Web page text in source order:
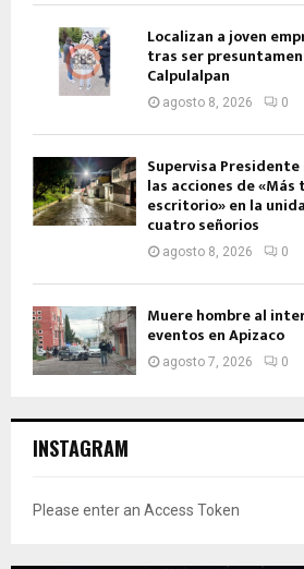
Localizan a joven
tras ser
Calpulalpan
agosto 8, 2026 0
Supervisa
las acciones de
escritorio» en la
cuatro señorios
agosto 8, 2026 0
Muere hombre al
eventos en Apizaco
agosto 7, 2026 0
INSTAGRAM
Please enter an Access Token